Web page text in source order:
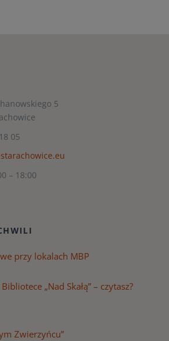
5
05
– 18:00
przy lokalach MBP
„Nad Skałą” – czytasz?
Zwierzyńcu”